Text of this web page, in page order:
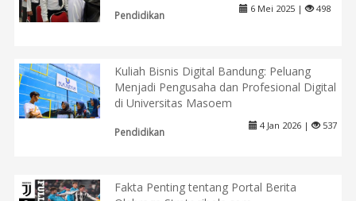
Pendidikan
6 Mei 2025 | 498
Kuliah Bisnis Digital Bandung: Peluang
Menjadi Pengusaha dan Profesional Digital
di Universitas Masoem
Pendidikan
4 Jan 2026 | 537
Fakta Penting tentang Portal Berita